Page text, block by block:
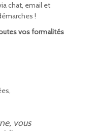
chat, email et
!
vos formalités
vous